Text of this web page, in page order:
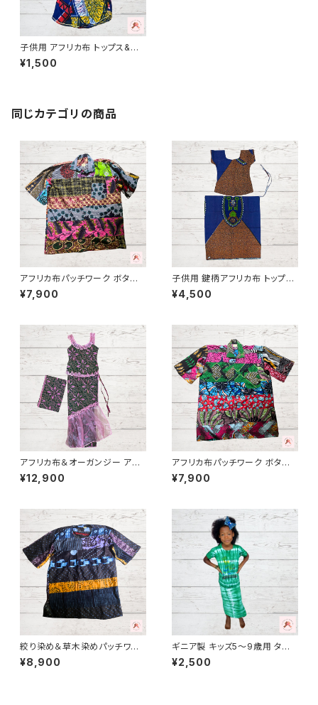
子供用 アフリカ布 トップス&ス
カート 扇風機柄 パーニュ カン
ガ キテンゲ ギニア フェアトレー
¥1,500
同じカテゴリの商品
アフリカ布パッチワーク ボタン
シャツ - 2｜Unisex｜ギニア製
¥7,900
子供用 鍵柄アフリカ布 トップス
&巻きスカート パーニュ カンガ
キテンゲ ギニア フェアトレード I
¥4,500
アフリカ布＆オーガンジー アフ
リカンドレス トップス・巻きスカ
ート＆頭の布 ３点セット
¥12,900
アフリカ布パッチワーク ボタン
シャツ - 1｜Unisex｜ギニア製
¥7,900
絞り染め＆草木染めパッチワー
クシャツ - 4 男女兼用 パー
ニュ アフリカ布 バゼン インディ
¥8,900
ギニア製 キッズ5〜9歳用 タイ
ダイタンクトップ＆巻きスカート
セット１パーニュ カンガ キテン
¥2,500